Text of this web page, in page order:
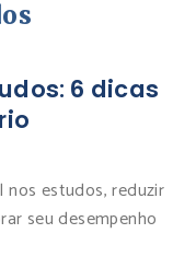
6 dicas
estudos, reduzir
seu desempenho